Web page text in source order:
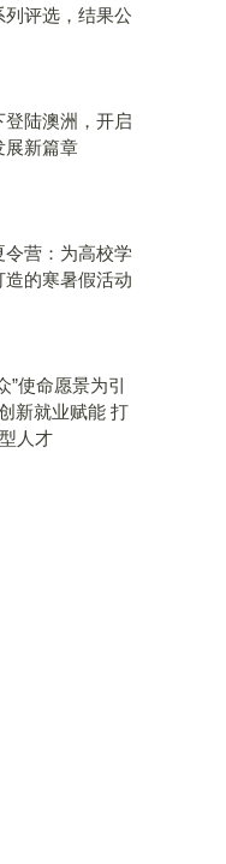
列评选，结果公
登陆澳洲，开启
展新篇章
令营：为高校学
造的寒暑假活动
”使命愿景为引
新就业赋能 打
人才